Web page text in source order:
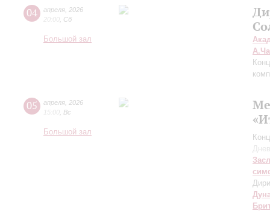
04 апреля 2026
20:00 Сб
Большой зал
05 апреля 2026
15:00 Вс
Большой зал